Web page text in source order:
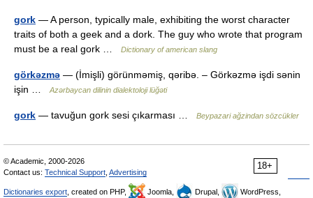
gork — A person, typically male, exhibiting the worst character
traits of both a geek and a dork. The guy who wrote that program
must be a real gork …
Dictionary of american slang
görkəzmə — (İmişli) görünməmiş, qəribə. – Görkəzmə işdi sənin
işin …
Azərbaycan dilinin dialektoloji lüğəti
gork — tavuğun gork sesi çıkarması … Beypazari ağzindan sözcükler
18+
© Academic, 2000-2026
Contact us: Technical Support Advertising
Dictionaries export , created on PHP, Joomla, Drupal,
WordPress,